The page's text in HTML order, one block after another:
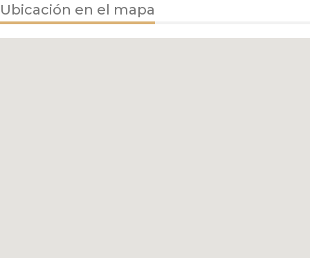
Ubicación en el mapa